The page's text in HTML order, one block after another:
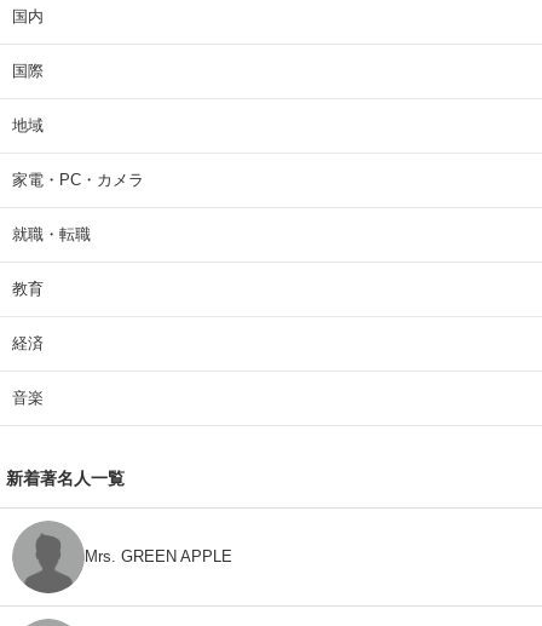
国内
国際
地域
家電・PC・カメラ
就職・転職
教育
経済
音楽
新着著名人一覧
Mrs. GREEN APPLE